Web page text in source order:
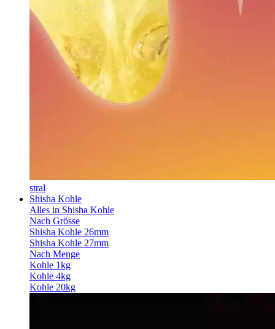
stral
Shisha Kohle
Alles in Shisha Kohle
Nach Grösse
Shisha Kohle 26mm
Shisha Kohle 27mm
Nach Menge
Kohle 1kg
Kohle 4kg
Kohle 20kg